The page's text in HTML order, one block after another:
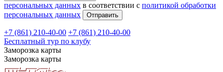
персональных данных в соответствии с политикой обработки
персональных данных
+7 (861) 210-40-00 +7 (861) 210-40-00
Бесплатный тур по клубу
Заморозка карты
Заморозка карты